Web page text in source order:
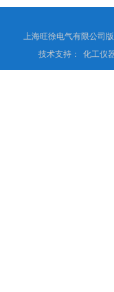
上海旺徐电气有限公司
技术支持：
化工仪